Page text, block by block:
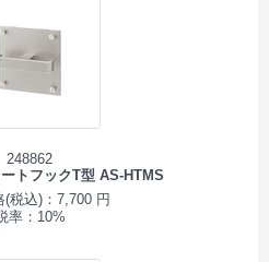
248862
トフックT型 AS-HTMS
(税込)：7,700 円
率：10%